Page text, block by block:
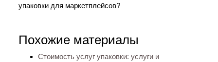
упаковки для маркетплейсов?
Похожие материалы
Стоимость услуг упаковки: услуги и